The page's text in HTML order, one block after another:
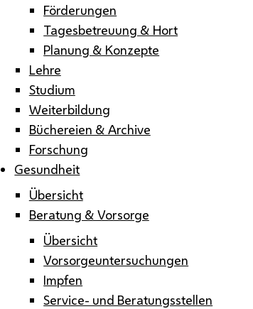
Förderungen
Tagesbetreuung & Hort
Planung & Konzepte
Lehre
Studium
Weiterbildung
Büchereien & Archive
Forschung
Gesundheit
Übersicht
Beratung & Vorsorge
Übersicht
Vorsorgeuntersuchungen
Impfen
Service- und Beratungsstellen